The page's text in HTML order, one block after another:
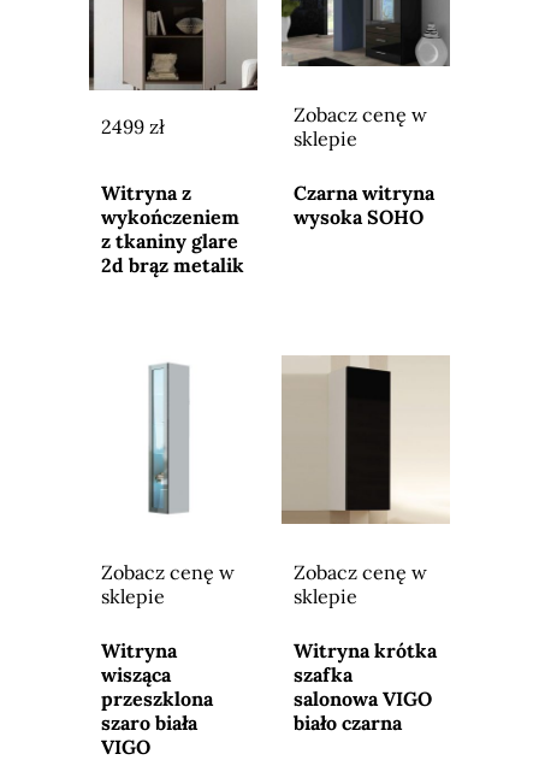
2499 zł
sklepu
Witryna z
wykończeniem
z tkaniny glare
2d brąz metalik
Zobacz cenę w
sklepie
sklepu
Czarna witryna
wysoka SOHO
Zobacz cenę w
sklepie
sklepu
Witryna
wisząca
przeszklona
szaro biała
VIGO
Zobacz cenę w
sklepie
sklepu
Witryna krótka
szafka
salonowa VIGO
biało czarna